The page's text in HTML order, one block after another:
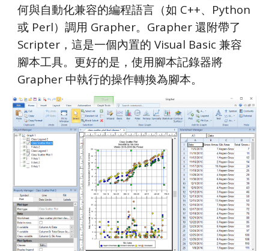
何與自動化兼容的編程語言（如 C++、Python
或 Perl）調用 Grapher。Grapher 還附帶了
Scripter，這是一個內置的 Visual Basic 兼容
腳本工具。更好的是，使用腳本記錄器將
Grapher 中執行的操作轉換為腳本。